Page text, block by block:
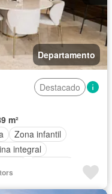
Departamento
Destacado
m²
Zona infantil
integral